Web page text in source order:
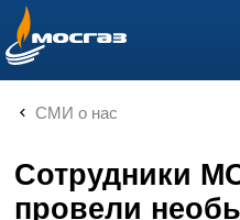
info@mos-gaz.ru
СМИ о нас
Сотрудники
провели